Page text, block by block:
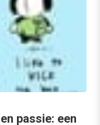
passie: een